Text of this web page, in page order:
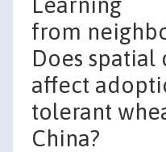
from
Does
affect
tolerant
China?